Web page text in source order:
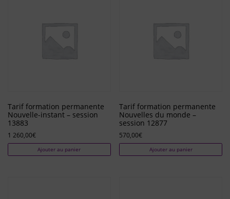
Tarif formation permanente
Nouvelle-instant – session
13883
1 260,00€
Ajouter au panier
Tarif formation permanente
Nouvelles du monde –
session 12877
570,00€
Ajouter au panier